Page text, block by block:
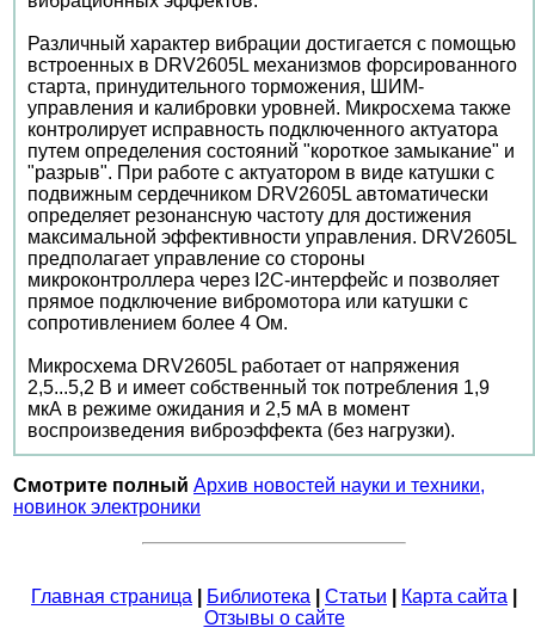
Различный характер вибрации достигается с помощью
встроенных в DRV2605L механизмов форсированного
старта, принудительного торможения, ШИМ-
управления и калибровки уровней. Микросхема также
контролирует исправность подключенного актуатора
путем определения состояний "короткое замыкание" и
"разрыв". При работе с актуатором в виде катушки с
подвижным сердечником DRV2605L автоматически
определяет резонансную частоту для достижения
максимальной эффективности управления. DRV2605L
предполагает управление со стороны
микроконтроллера через I2C-интерфейс и позволяет
прямое подключение вибромотора или катушки с
сопротивлением более 4 Ом.
Микросхема DRV2605L работает от напряжения
2,5...5,2 В и имеет собственный ток потребления 1,9
мкА в режиме ожидания и 2,5 мА в момент
воспроизведения виброэффекта (без нагрузки).
Смотрите полный Архив новостей науки и техники,
новинок электроники
Главная страница Библиотека Статьи Карта сайта
Отзывы о сайте